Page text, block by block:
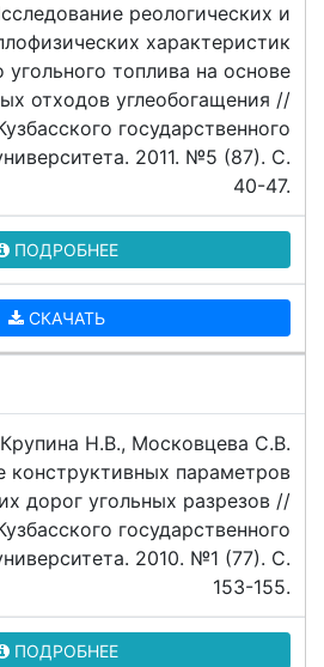
реологических и
характеристик
угольного топлива на основе
отходов углеобогащения //
государственного
2011. №5 (87). C.
40-47.
ПОДРОБНЕЕ
СКАЧАТЬ
Н.В., Московцева С.В.
конструктивных параметров
дорог угольных разрезов //
государственного
2010. №1 (77). C.
153-155.
ПОДРОБНЕЕ